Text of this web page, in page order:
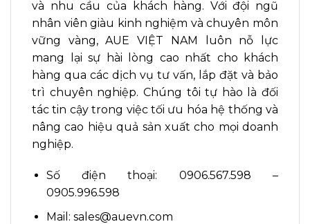
và nhu cầu của khách hàng. Với đội ngũ
nhân viên giàu kinh nghiệm và chuyên môn
vững vàng, AUE VIỆT NAM luôn nỗ lực
mang lại sự hài lòng cao nhất cho khách
hàng qua các dịch vụ tư vấn, lắp đặt và bảo
trì chuyên nghiệp. Chúng tôi tự hào là đối
tác tin cậy trong việc tối ưu hóa hệ thống và
nâng cao hiệu quả sản xuất cho mọi doanh
nghiệp.
Số điện thoại: 0906.567.598 –
0905.996.598
Mail: sales@auevn.com